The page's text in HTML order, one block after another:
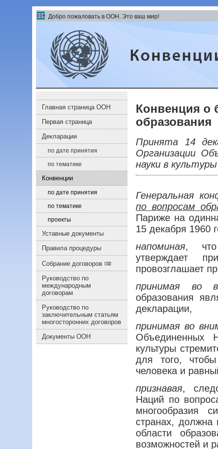
Добро пожаловать в ООН. Это ваш мир!
Конвенции и соглашения
Главная страница ООН
Первая страница
Декларации
по дате принятия
по тематике
Конвенции
по дате принятия
по тематике
проекты
Уставные документы
Правила процедуры
Собрание договоров
Руководство по
международным
договорам
Руководство по
заключительным статьям
многосторонних договоров
Документы ООН
Конвенция о
образования
Принята 14
Организации
науки в
Генеральная
по вопросам
Париже на
15 декабря 1960
напоминая,
утверждает
провозглашает
принимая во
образования
декларации,
принимая во
Объединенных
культуры
для того,
человека и
признавая,
Наций по
многообразия
странах, должна
области
возможностей и